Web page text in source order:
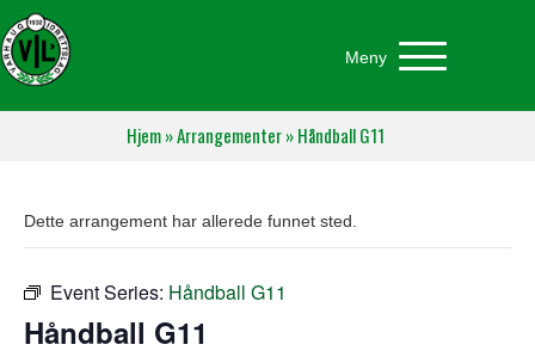
Meny
Hjem»Arrangementer»Håndball G11
Dette arrangement har allerede funnet sted.
Event Series: Håndball G11
Håndball G11